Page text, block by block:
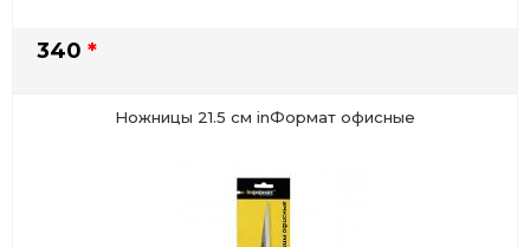
340 *
Ножницы 21.5 см inФормат офисные